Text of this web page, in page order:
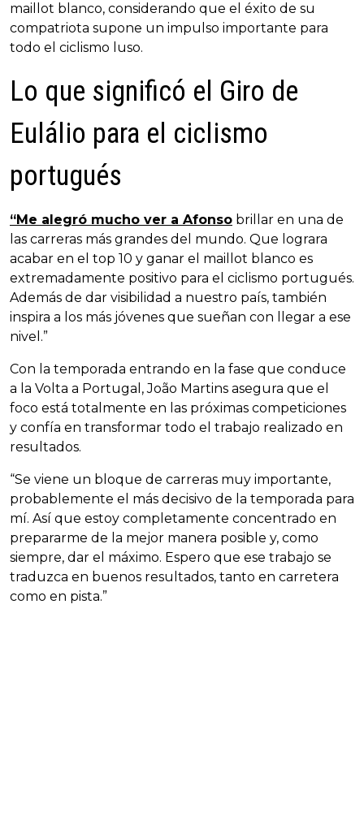
maillot blanco, considerando que el éxito de su
compatriota supone un impulso importante para
todo el ciclismo luso.
Lo que significó el Giro de
Eulálio para el ciclismo
portugués
“Me alegró mucho ver a Afonso brillar en una de
las carreras más grandes del mundo. Que lograra
acabar en el top 10 y ganar el maillot blanco es
extremadamente positivo para el ciclismo portugués.
Además de dar visibilidad a nuestro país, también
inspira a los más jóvenes que sueñan con llegar a ese
nivel.”
Con la temporada entrando en la fase que conduce
a la Volta a Portugal, João Martins asegura que el
foco está totalmente en las próximas competiciones
y confía en transformar todo el trabajo realizado en
resultados.
“Se viene un bloque de carreras muy importante,
probablemente el más decisivo de la temporada para
mí. Así que estoy completamente concentrado en
prepararme de la mejor manera posible y, como
siempre, dar el máximo. Espero que ese trabajo se
traduzca en buenos resultados, tanto en carretera
como en pista.”